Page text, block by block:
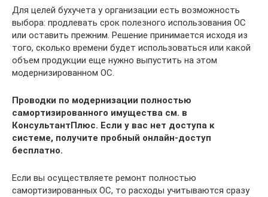
Для целей бухучета у организации есть возможность
выбора: продлевать срок полезного использования ОС
или оставить прежним. Решение принимается исходя из
того, сколько времени будет использоваться или какой
объем продукции еще нужно выпустить на этом
модернизированном ОС.
Проводки по модернизации полностью
самортизированного имущества см. в
КонсультантПлюс. Если у вас нет доступа к
системе, получите пробный онлайн-доступ
бесплатно.
Если вы осуществляете ремонт полностью
самортизированных ОС, то расходы учитываются сразу